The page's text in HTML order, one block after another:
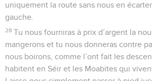
uniquement la route sans nous en
gauche.
28 Tu nous fourniras à prix d’argent la
mangerons et tu nous donneras contre
nous boirons, comme l’ont fait les
habitent en Séir et les Moabites qui